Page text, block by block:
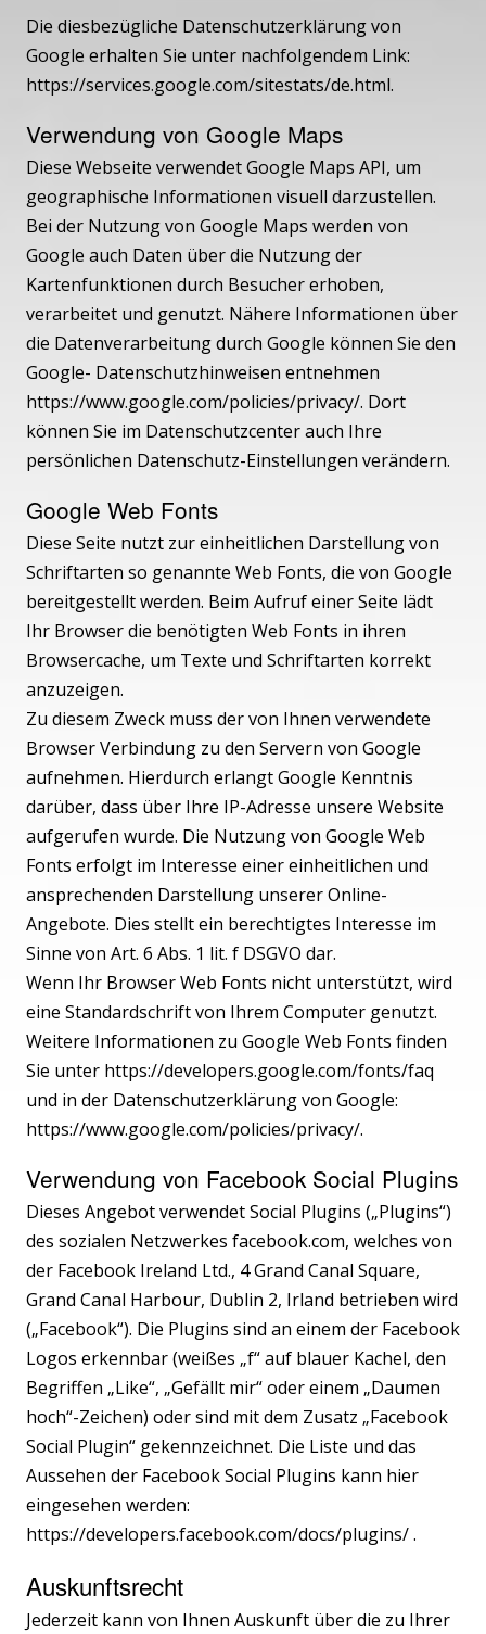
Die diesbezügliche Datenschutzerklärung von
Google erhalten Sie unter nachfolgendem Link:
https://services.google.com/sitestats/de.html.
Verwendung von Google Maps
Diese Webseite verwendet Google Maps API, um
geographische Informationen visuell darzustellen.
Bei der Nutzung von Google Maps werden von
Google auch Daten über die Nutzung der
Kartenfunktionen durch Besucher erhoben,
verarbeitet und genutzt. Nähere Informationen über
die Datenverarbeitung durch Google können Sie den
Google- Datenschutzhinweisen entnehmen
https://www.google.com/policies/privacy/. Dort
können Sie im Datenschutzcenter auch Ihre
persönlichen Datenschutz-Einstellungen verändern.
Google Web Fonts
Diese Seite nutzt zur einheitlichen Darstellung von
Schriftarten so genannte Web Fonts, die von Google
bereitgestellt werden. Beim Aufruf einer Seite lädt
Ihr Browser die benötigten Web Fonts in ihren
Browsercache, um Texte und Schriftarten korrekt
anzuzeigen.
Zu diesem Zweck muss der von Ihnen verwendete
Browser Verbindung zu den Servern von Google
aufnehmen. Hierdurch erlangt Google Kenntnis
darüber, dass über Ihre IP-Adresse unsere Website
aufgerufen wurde. Die Nutzung von Google Web
Fonts erfolgt im Interesse einer einheitlichen und
ansprechenden Darstellung unserer Online-
Angebote. Dies stellt ein berechtigtes Interesse im
Sinne von Art. 6 Abs. 1 lit. f DSGVO dar.
Wenn Ihr Browser Web Fonts nicht unterstützt, wird
eine Standardschrift von Ihrem Computer genutzt.
Weitere Informationen zu Google Web Fonts finden
Sie unter https://developers.google.com/fonts/faq
und in der Datenschutzerklärung von Google:
https://www.google.com/policies/privacy/.
Verwendung von Facebook Social Plugins
Dieses Angebot verwendet Social Plugins („Plugins“)
des sozialen Netzwerkes facebook.com, welches von
der Facebook Ireland Ltd., 4 Grand Canal Square,
Grand Canal Harbour, Dublin 2, Irland betrieben wird
(„Facebook“). Die Plugins sind an einem der Facebook
Logos erkennbar (weißes „f“ auf blauer Kachel, den
Begriffen „Like“, „Gefällt mir“ oder einem „Daumen
hoch“-Zeichen) oder sind mit dem Zusatz „Facebook
Social Plugin“ gekennzeichnet. Die Liste und das
Aussehen der Facebook Social Plugins kann hier
eingesehen werden:
https://developers.facebook.com/docs/plugins/.
Auskunftsrecht
Jederzeit kann von Ihnen Auskunft über die zu Ihrer